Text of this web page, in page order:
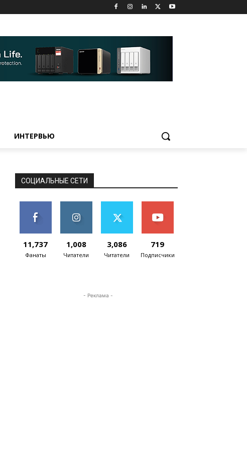
ИНТЕРВЬЮ
СОЦИАЛЬНЫЕ СЕТИ
11,737
Фанаты
1,008
Читатели
3,086
Читатели
719
Подписчики
- Реклама -